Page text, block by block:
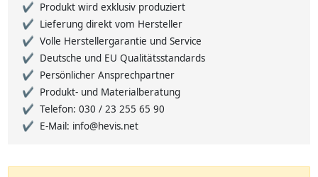
Produkt wird exklusiv produziert
Lieferung direkt vom Hersteller
Volle Herstellergarantie und Service
Deutsche und EU Qualitätsstandards
Persönlicher Ansprechpartner
Produkt- und Materialberatung
Telefon: 030 / 23 255 65 90
E-Mail: info@hevis.net